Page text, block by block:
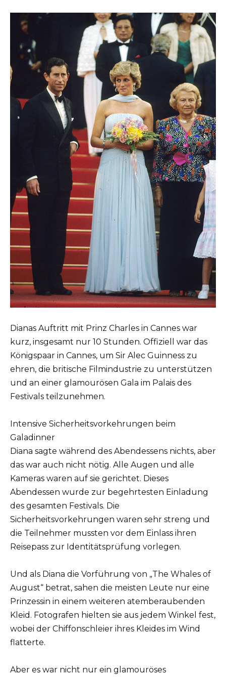
Dianas Auftritt mit Prinz Charles in Cannes war
kurz, insgesamt nur 10 Stunden. Offiziell war das
Königspaar in Cannes, um Sir Alec Guinness zu
ehren, die britische Filmindustrie zu unterstützen
und an einer glamourösen Gala im Palais des
Festivals teilzunehmen.
Intensive Sicherheitsvorkehrungen beim
Galadinner
Diana sagte während des Abendessens nichts, aber
das war auch nicht nötig. Alle Augen und alle
Kameras waren auf sie gerichtet. Dieses
Abendessen wurde zur begehrtesten Einladung
des gesamten Festivals. Die
Sicherheitsvorkehrungen waren sehr streng und
die Teilnehmer mussten vor dem Einlass ihren
Reisepass zur Identitätsprüfung vorlegen.
Und als Diana die Vorführung von „The Whales of
August“ betrat, sahen die meisten Leute nur eine
Prinzessin in einem weiteren atemberaubenden
Kleid. Fotografen hielten sie aus jedem Winkel fest,
wobei der Chiffonschleier ihres Kleides im Wind
flatterte.
Aber es war nicht nur ein glamouröses